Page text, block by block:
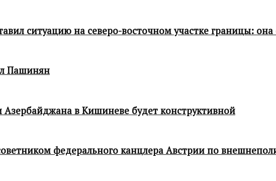
ситуацию на северо-восточном участке границы: она
Пашинян
в Кишиневе будет конструктивной
федерального канцлера Австрии по